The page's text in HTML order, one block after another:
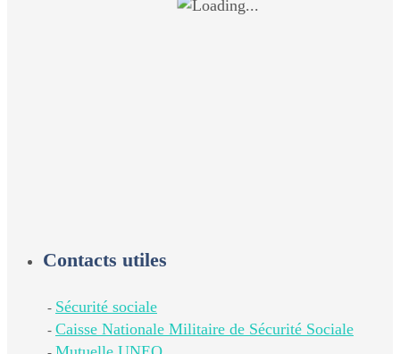
Contacts utiles
- Sécurité sociale
- Caisse Nationale Militaire de Sécurité Sociale